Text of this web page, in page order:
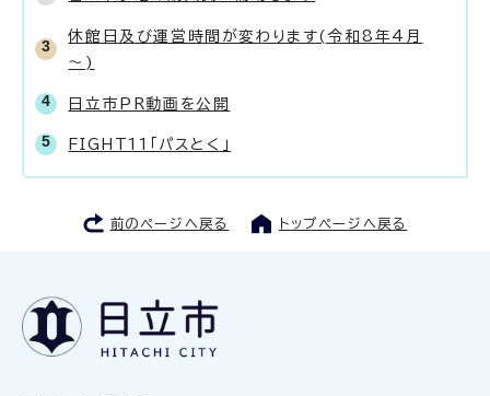
休館日及び運営時間が変わります(令和8年4月
～)
日立市PR動画を公開
FIGHT11「パスとく」
前のページへ戻る トップページへ戻る